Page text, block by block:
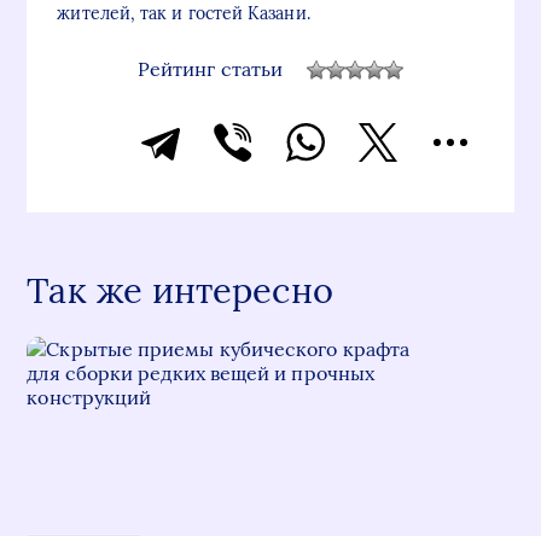
жителей, так и гостей Казани.
Рейтинг статьи
Так же интересно